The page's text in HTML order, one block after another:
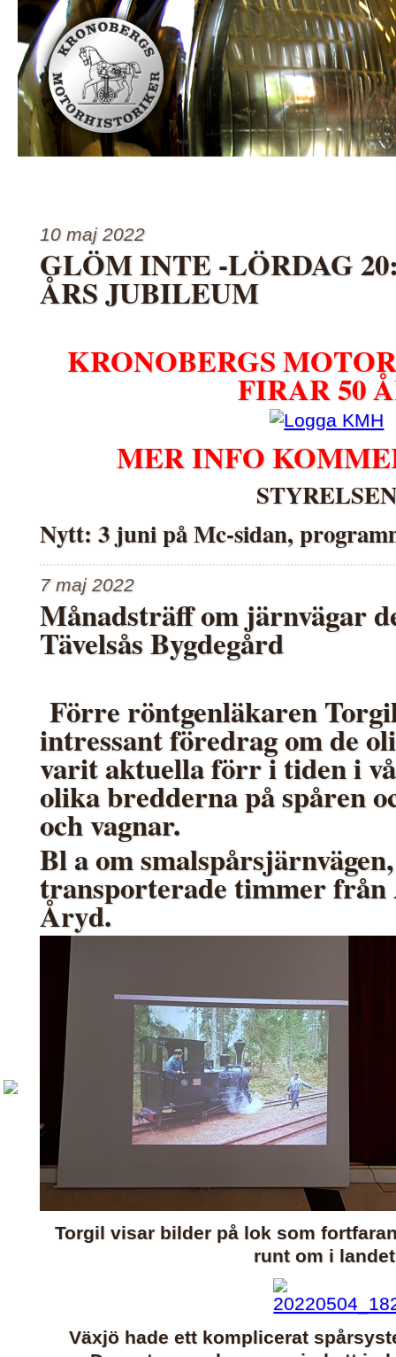
10 maj 2022
GLÖM INTE -LÖRDAG
ÅRS JUBILEUM
KRONOBERGS
FIRAR 50
MER INFO
Nytt: 3 juni på Mc-sidan,
7 maj 2022
Månadsträff om järnvägar
Tävelsås Bygdegård
Förre röntgenläkaren
intressant föredrag om de
varit aktuella förr i tiden i
olika bredderna på spåren
och vagnar.
Bl a om
transporterade timmer från
Åryd.
Torgil visar bilder på lok som
runt om i
Växjö hade ett komplicerat